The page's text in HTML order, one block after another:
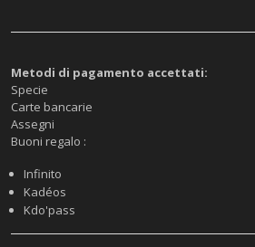
Metodi di pagamento accettati:
Specie
Carte bancarie
Assegni
Buoni regalo :
Infinito
Kadéos
Kdo'pass